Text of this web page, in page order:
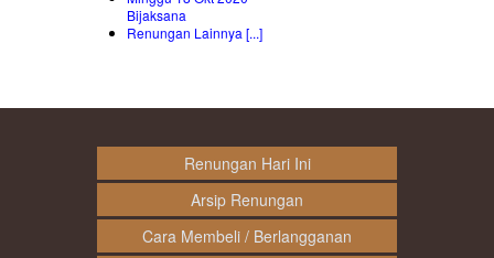
Bijaksana
Renungan Lainnya [...]
Renungan Hari Ini
Arsip Renungan
Cara Membeli / Berlangganan